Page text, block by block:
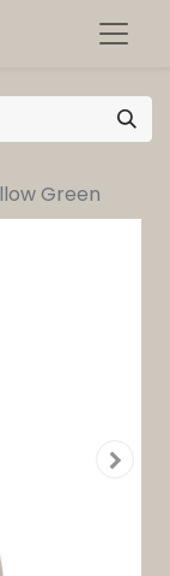
Green